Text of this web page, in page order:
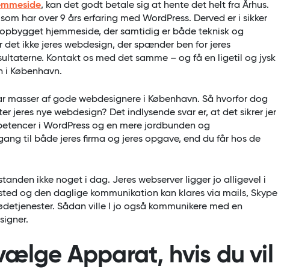
, kan det godt betale sig at hente det helt fra Århus.
har over 9 års erfaring med WordPress. Derved er i sikker
hjemmeside, der samtidig er både teknisk og
det ikke jeres webdesign, der spænder ben for jeres
Kontakt os med det samme – og få en ligetil og jysk
i København.
masser af gode webdesignere i København. Så hvorfor dog
jeres nye webdesign? Det indlysende svar er, at det sikrer jer
i WordPress og en mere jordbunden og
til både jeres firma og jeres opgave, end du får hos de
ikke noget i dag. Jeres webserver ligger jo alligevel i
og den daglige kommunikation kan klares via mails, Skype
Sådan ville I jo også kommunikere med en
Apparat, hvis du vil